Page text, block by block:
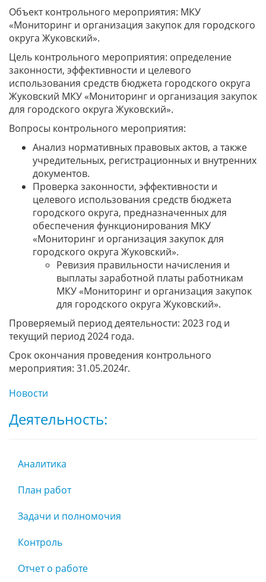
Объект контрольного мероприятия: МКУ
«Мониторинг и организация закупок для городского
округа Жуковский».
Цель контрольного мероприятия: определение
законности, эффективности и целевого
использования средств бюджета городского округа
Жуковский МКУ «Мониторинг и организация закупок
для городского округа Жуковский».
Вопросы контрольного мероприятия:
Анализ нормативных правовых актов, а также
учредительных, регистрационных и внутренних
документов.
Проверка законности, эффективности и
целевого использования средств бюджета
городского округа, предназначенных для
обеспечения функционирования МКУ
«Мониторинг и организация закупок для
городского округа Жуковский».
Ревизия правильности начисления и
выплаты заработной платы работникам
МКУ «Мониторинг и организация закупок
для городского округа Жуковский».
Проверяемый период деятельности: 2023 год и
текущий период 2024 года.
Срок окончания проведения контрольного
мероприятия: 31.05.2024г.
Новости
Деятельность:
Аналитика
План работ
Задачи и полномочия
Контроль
Отчет о работе